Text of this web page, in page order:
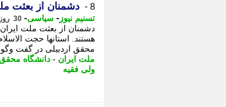
8 - دشمنان از بعثت
تسنیم نیوز - سیاسی- 30 روز پیش - سه شنبه 16 تیر 1405، 10:35
دشمنان از بعثت ملت
هستند. استانها حجت
محقق اردبیلی در گفت وگو
ملت ایران - دانشگاه محقق
ولی فقیه